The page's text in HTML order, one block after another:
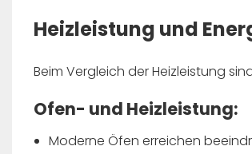
Heizleistung und
Beim Vergleich der Heizleistung
Ofen- und Heizleistung:
Moderne Öfen erreichen